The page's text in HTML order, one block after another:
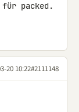
für packed.
20 10:22#2111148